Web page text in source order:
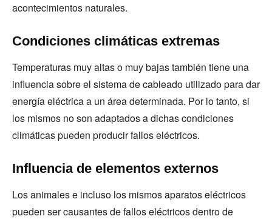
acontecimientos naturales.
Condiciones climáticas extremas
Temperaturas muy altas o muy bajas también tiene una
influencia sobre el sistema de cableado utilizado para dar
energía eléctrica a un área determinada. Por lo tanto, si
los mismos no son adaptados a dichas condiciones
climáticas pueden producir fallos eléctricos.
Influencia de elementos externos
Los animales e incluso los mismos aparatos eléctricos
pueden ser causantes de fallos eléctricos dentro de